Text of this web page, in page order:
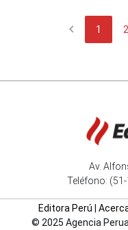
chevron_left 1 2
Av.
Teléfono:
Editora Perú
© 2025 Agencia